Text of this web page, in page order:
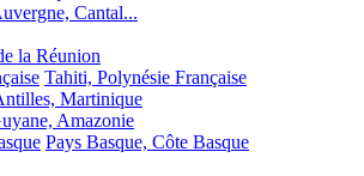
Cantal...
la Réunion
Tahiti, Polynésie Française
Martinique
Amazonie
Pays Basque, Côte Basque